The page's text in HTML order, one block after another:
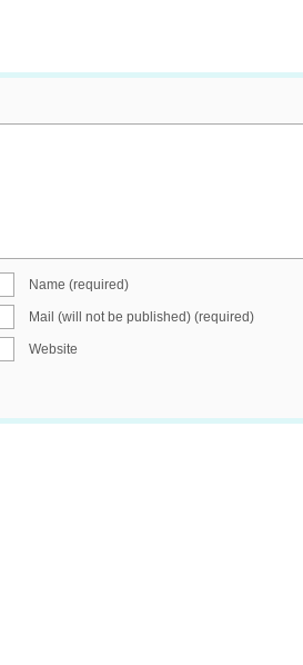
Name (required)
Mail (will not be published) (required)
Website